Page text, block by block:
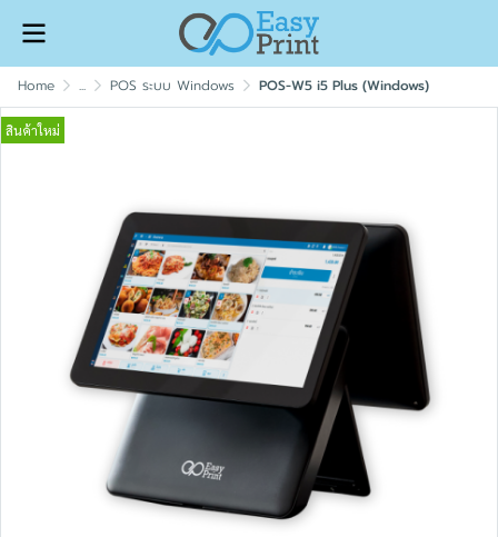
Home ... POS ระบบ Windows POS-W5 i5 Plus (Windows)
สินค้าใหม่